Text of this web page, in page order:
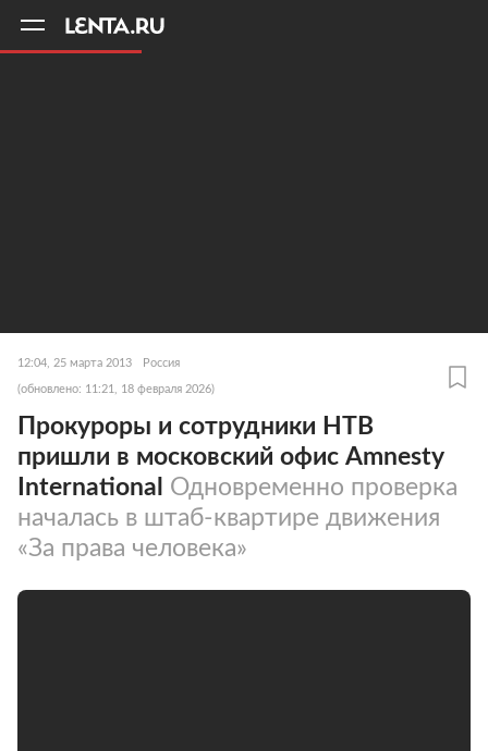
12:04, 25 марта 2013 Россия
(обновлено: 11:21, 18 февраля 2026)
Прокуроры и сотрудники НТВ
пришли в московский офис Amnesty
International
Одновременно проверка
началась в штаб-квартире движения
«За права человека»